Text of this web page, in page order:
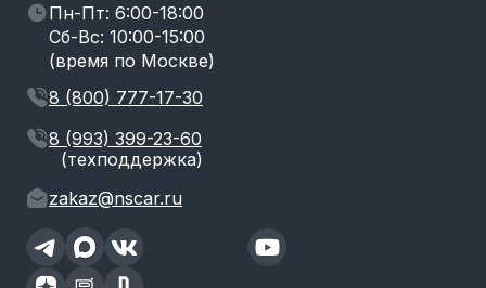
Пн-Пт: 6:00-18:00
Сб-Вс: 10:00-15:00
(время по Москве)
8 (800) 777-17-30
8 (993) 399-23-60
(техподдержка)
zakaz@nscar.ru